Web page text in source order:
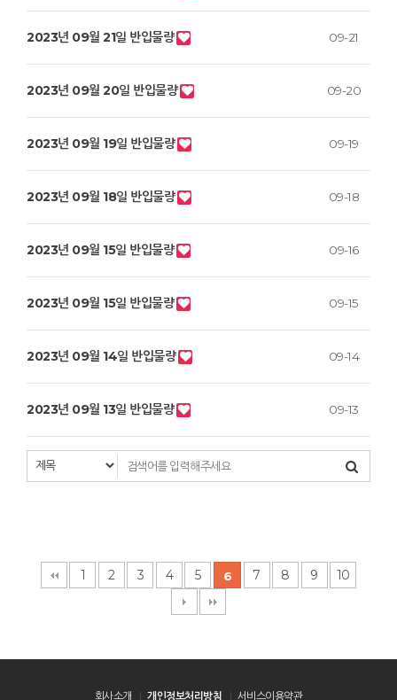
2023년 09월 21일 반입물량 09-21
2023년 09월 20일 반입물량 09-20
2023년 09월 19일 반입물량 09-19
2023년 09월 18일 반입물량 09-18
2023년 09월 15일 반입물량 09-16
2023년 09월 15일 반입물량 09-15
2023년 09월 14일 반입물량 09-14
2023년 09월 13일 반입물량 09-13
1 2 3 4 5 6 7 8 9 10
회사소개 개인정보처리방침 서비스이용약관